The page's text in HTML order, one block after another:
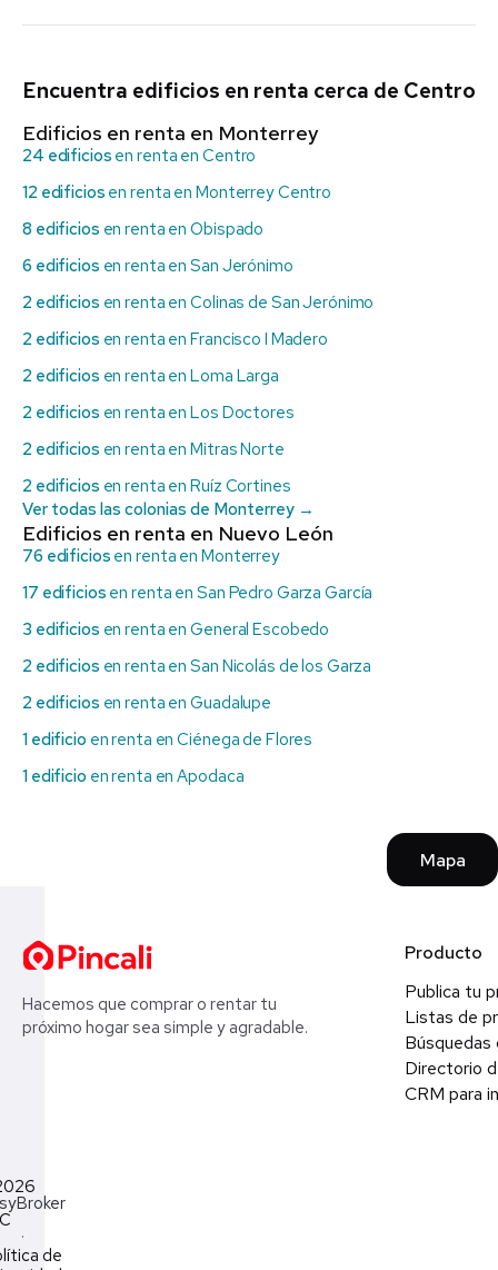
Encuentra edificios en renta cerca de Centro
Edificios en renta en Monterrey
24 edificios en renta en Centro
12 edificios en renta en Monterrey Centro
8 edificios en renta en Obispado
6 edificios en renta en San Jerónimo
2 edificios en renta en Colinas de San Jerónimo
2 edificios en renta en Francisco I Madero
2 edificios en renta en Loma Larga
2 edificios en renta en Los Doctores
2 edificios en renta en Mitras Norte
2 edificios en renta en Ruíz Cortines
Ver todas las colonias de Monterrey →
Edificios en renta en Nuevo León
76 edificios en renta en Monterrey
17 edificios en renta en San Pedro Garza García
3 edificios en renta en General Escobedo
2 edificios en renta en San Nicolás de los Garza
2 edificios en renta en Guadalupe
1 edificio en renta en Ciénega de Flores
1 edificio en renta en Apodaca
Mapa
Hacemos que comprar o rentar tu
próximo hogar sea simple y agradable.
Producto
Publica tu
Listas de
Búsquedas
Directorio
CRM para
·
de